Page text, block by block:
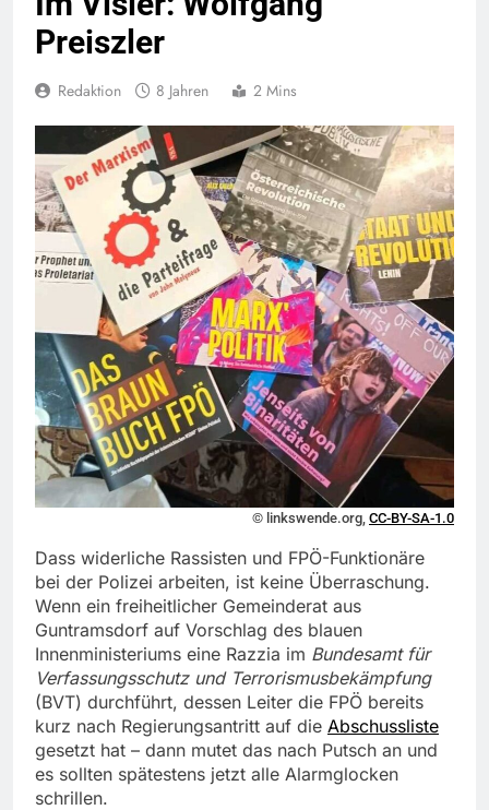
Preiszler
Redaktion 8 Jahren 2 Mins
© linkswende.org, CC-BY-SA-1.0
Dass widerliche Rassisten und FPÖ-Funktionäre
bei der Polizei arbeiten, ist keine Überraschung.
Wenn ein freiheitlicher Gemeinderat aus
Guntramsdorf auf Vorschlag des blauen
Innenministeriums eine Razzia im Bundesamt für
Verfassungsschutz und Terrorismusbekämpfung
(BVT) durchführt, dessen Leiter die FPÖ bereits
kurz nach Regierungsantritt auf die Abschussliste
gesetzt hat – dann mutet das nach Putsch an und
es sollten spätestens jetzt alle Alarmglocken
schrillen.